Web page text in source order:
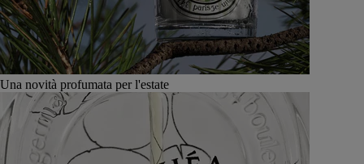
Una novità profumata per l'estate